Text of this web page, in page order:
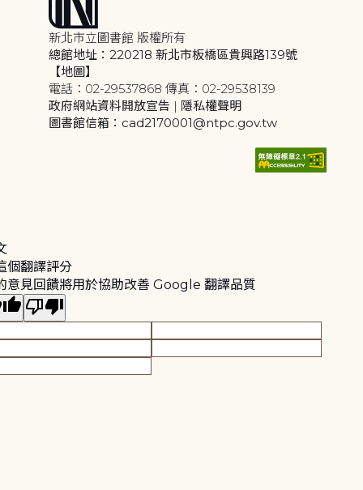
新北市立圖書館 版權所有
總館地址：220218 新北市板橋區貴興路139號
【地圖】
電話：02-29537868 傳真：02-29538139
政府網站資料開放宣告 | 隱私權聲明
圖書館信箱：cad2170001@ntpc.gov.tw
個翻譯評分
意見回饋將用於協助改善 Google 翻譯品質